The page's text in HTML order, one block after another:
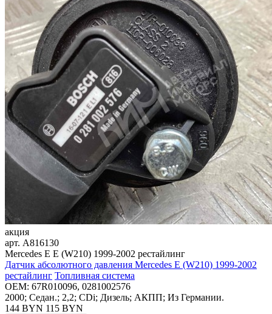
акция
арт. A816130
Mercedes E E (W210) 1999-2002 рестайлинг
Датчик абсолютного давления Mercedes E (W210) 1999-2002
рестайлинг Топливная система
OEM: 67R010096, 0281002576
2000; Седан.; 2,2; CDi; Дизель; АКПП; Из Германии.
144 BYN 115 BYN